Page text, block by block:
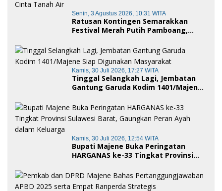
Senin, 3 Agustus 2026, 10:31 WITA
Ratusan Kontingen Semarakkan
Festival Merah Putih Pamboang,
Royong dan Cinta Tanah Air
Kamis, 30 Juli 2026, 17:27 WITA
Tinggal Selangkah Lagi, Jembatan
Gantung Garuda Kodim 1401/Majene
Kamis, 30 Juli 2026, 12:54 WITA
Bupati Majene Buka Peringatan
HARGANAS ke-33 Tingkat Provinsi
Ayah dalam Keluarga